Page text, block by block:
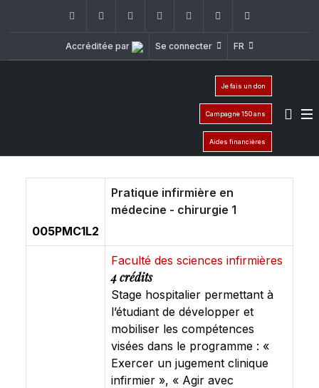
FacebookTwitter InstagramLinkedInYouTube+961 (1) 421 235
Accréditée par Se connecter FR
Je fais un don
Campagne 150 ans
Aides financières
005PMC1L2
Pratique infirmière en
médecine - chirurgie 1
Faculté des sciences infirmières
4 crédits
Stage hospitalier permettant à
l’étudiant de développer et
mobiliser les compétences
visées dans le programme : «
Exercer un jugement clinique
infirmier », « Agir avec